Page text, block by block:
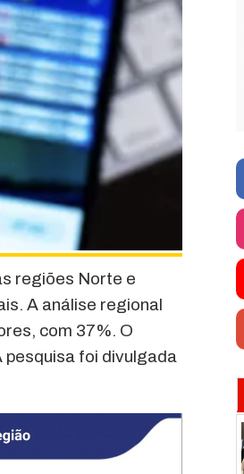
regiões Norte e
A análise regional
com 37%. O
foi divulgada